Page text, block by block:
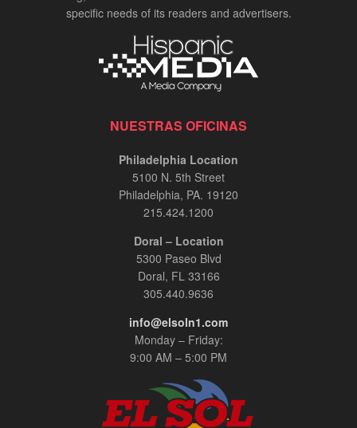
specific needs of its readers and advertisers.
NUESTRAS OFICINAS
Philadelphia Location
5100 N. 5th Street
Philadelphia, PA. 19120
215.424.1200
Doral – Location
5300 Paseo Blvd
Doral, FL 33166
305.440.9636
info@elsoln1.com
Monday – Friday:
9:00 AM – 5:00 PM